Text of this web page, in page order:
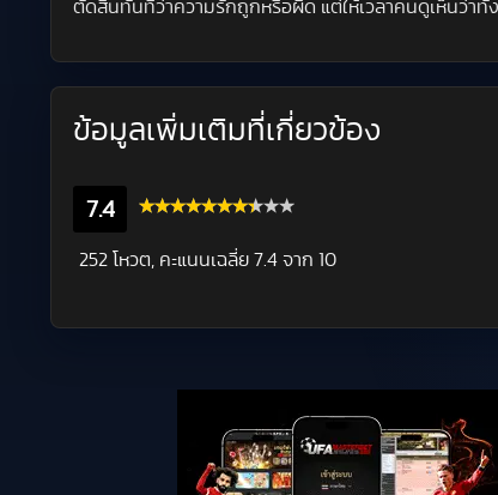
ตัดสินทันทีว่าความรักถูกหรือผิด แต่ให้เวลาคนดูเห็นว่าทั้
ข้อมูลเพิ่มเติมที่เกี่ยวข้อง
7.4
252 โหวต, คะแนนเฉลี่ย 7.4 จาก 10